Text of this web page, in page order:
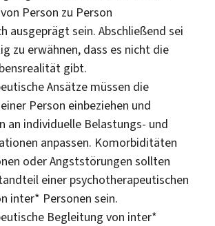
Person zu Person
ausgeprägt sein. Abschließend sei
zu erwähnen, dass es nicht die
gibt.
Ansätze müssen die
Person einbeziehen und
an individuelle Belastungs- und
anpassen. Komorbiditäten
oder Angststörungen sollten
einer psychotherapeutischen
inter* Personen sein.
Begleitung von inter*